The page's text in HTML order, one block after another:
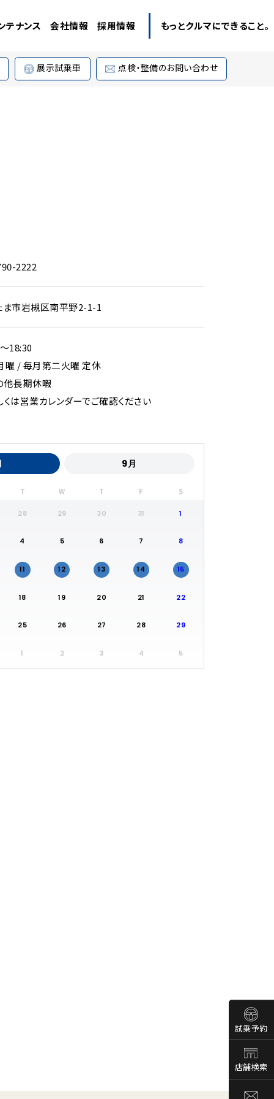
テナンス 会社情報 採用情報 もっとクルマにできること。
試乗予約
店舗検索
展示試乗車 点検・整備のお問い合わせ
2222
ま市岩槻区南平野2-1-1
18:30
曜 / 毎月第二火曜 定休
長期休暇
は営業カレンダーでご確認ください
9月
T W T F S
28 29 30 31 1
4 5 6 7 8
11 12 13 14 15
18 19 20 21 22
25 26 27 28 29
1 2 3 4 5